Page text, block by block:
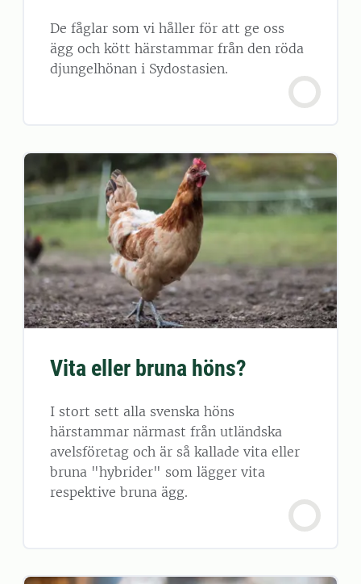
De fåglar som vi håller för att ge oss
ägg och kött härstammar från den röda
djungelhönan i Sydostasien.
Vita eller bruna höns?
I stort sett alla svenska höns
härstammar närmast från utländska
avelsföretag och är så kallade vita eller
bruna "hybrider" som lägger vita
respektive bruna ägg.